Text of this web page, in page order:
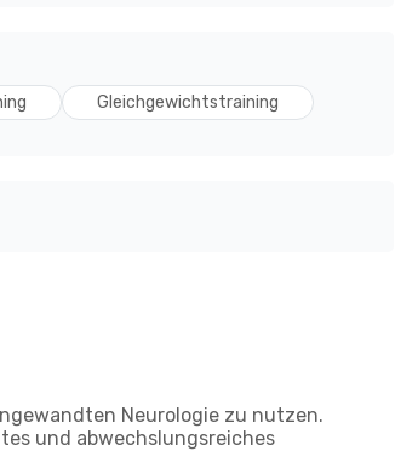
Gleichgewichtstraining
Neurologie zu nutzen.
und abwechslungsreiches